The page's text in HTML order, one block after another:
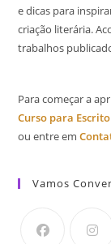
e dicas para
criação literária.
trabalhos
Para começar a
Curso para
ou entre em
Vamos